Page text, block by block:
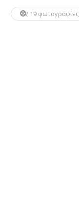
19 φωτογραφίες